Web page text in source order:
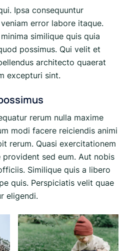
Ipsa consequuntur
error labore itaque.
similique quis quia
possimus. Qui velit et
architecto quaerat
excepturi sint.
rerum nulla maxime
modi facere reiciendis animi
rerum. Quasi exercitationem
sed eum. Aut nobis
Similique quis a libero
quis. Perspiciatis velit quae
eligendi.